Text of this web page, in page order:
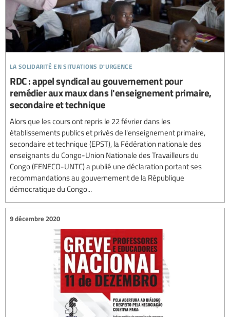
la solidarité en situations d'urgence
RDC : appel syndical au gouvernement pour
remédier aux maux dans l'enseignement primaire,
secondaire et technique
Alors que les cours ont repris le 22 février dans les
établissements publics et privés de l'enseignement primaire,
secondaire et technique (EPST), la Fédération nationale des
enseignants du Congo-Union Nationale des Travailleurs du
Congo (FENECO-UNTC) a publié une déclaration portant ses
recommandations au gouvernement de la République
démocratique du Congo...
9 décembre 2020